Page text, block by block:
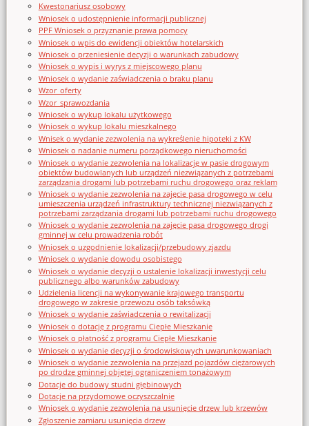
Kwestonariusz osobowy
Wniosek o udostępnienie informacji publicznej
PPF Wniosek o przyznanie prawa pomocy
Wniosek o wpis do ewidencji obiektów hotelarskich
Wniosek o przeniesienie decyzji o warunkach zabudowy
Wniosek o wypis i wyrys z miejscowego planu
Wniosek o wydanie zaświadczenia o braku planu
Wzor_oferty
Wzor_sprawozdania
Wniosek o wykup lokalu użytkowego
Wniosek o wykup lokalu mieszkalnego
Wnisek o wydanie zezwolenia na wykreślenie hipoteki z KW
Wniosek o nadanie numeru porządkowego nieruchomości
Wniosek o wydanie zezwolenia na lokalizację w pasie drogowym
obiektów budowlanych lub urządzeń niezwiązanych z potrzebami
zarządzania drogami lub potrzebami ruchu drogowego oraz reklam
Wniosek o wydanie zezwolenia na zajęcie pasa drogowego w celu
umieszczenia urządzeń infrastruktury technicznej niezwiązanych z
potrzebami zarządzania drogami lub potrzebami ruchu drogowego
Wniosek o wydanie zezwolenia na zajęcie pasa drogowego drogi
gminnej w celu prowadzenia robót
Wniosek o uzgodnienie lokalizacji/przebudowy zjazdu
Wniosek o wydanie dowodu osobistego
Wniosek o wydanie decyzji o ustalenie lokalizacji inwestycji celu
publicznego albo warunków zabudowy
Udzielenia licencji na wykonywanie krajowego transportu
drogowego w zakresie przewozu osób taksówką
Wniosek o wydanie zaświadczenia o rewitalizacji
Wniosek o dotację z programu Ciepłe Mieszkanie
Wniosek o płatność z programu Ciepłe Mieszkanie
Wniosek o wydanie decyzji o środowiskowych uwarunkowaniach
Wniosek o wydanie zezwolenia na przejazd pojazdów ciężarowych
po drodze gminnej objętej ograniczeniem tonażowym
Dotacje do budowy studni głębinowych
Dotacje na przydomowe oczyszczalnie
Wniosek o wydanie zezwolenia na usunięcie drzew lub krzewów
Zgłoszenie zamiaru usunięcia drzew